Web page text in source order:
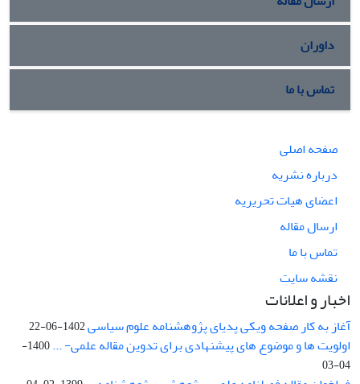
داوران
تماس با ما
صفحه اصلی
درباره نشریه
اعضای هیات تحریریه
ارسال مقاله
تماس با ما
نقشه سایت
اخبار و اعلانات
آغاز به کار صفحه ویکی پدیای پژوهشنامه علوم سیاسی1402-06-22
اولویت ها و موضوع های پیشنهادی برای تدوین مقاله علمی- ...
1400-
04-03